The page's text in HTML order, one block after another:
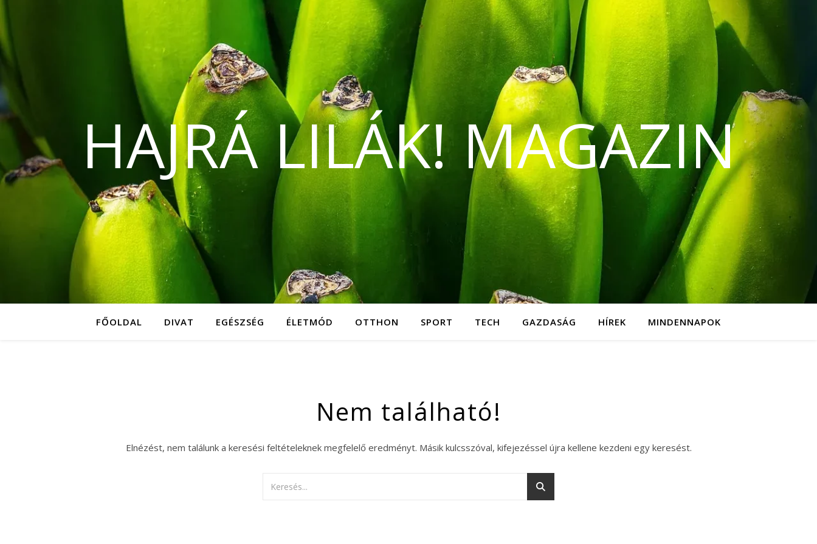
HAJRÁ LILÁK! MAGAZIN
FŐOLDAL DIVAT EGÉSZSÉG ÉLETMÓD OTTHON SPORT TECH GAZDASÁG HÍREK MINDENNAPOK
Nem található!
Elnézést, nem találunk a keresési feltételeknek megfelelő eredményt. Másik kulcsszóval, kifejezéssel újra kellene kezdeni egy keresést.